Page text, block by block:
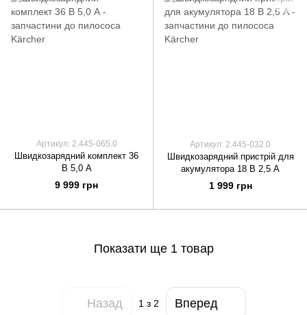
Артикул: 2.445-065.0
Швидкозарядний комплект 36
В 5,0 А
9 999 грн
Артикул: 2.445-032.0
Швидкозарядний пристрій для
акумулятора 18 В 2,5 А
1 999 грн
Показати ще 1 товар
Назад 1з 2 Вперед